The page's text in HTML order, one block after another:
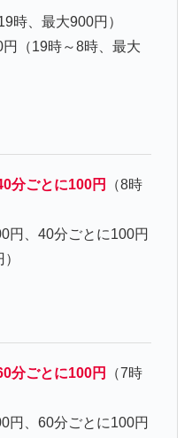
時、最大900円）
（19時～8時、最大
分ごとに100円
（8時
円、40分ごとに100円
分ごとに100円
（7時
円、60分ごとに100円